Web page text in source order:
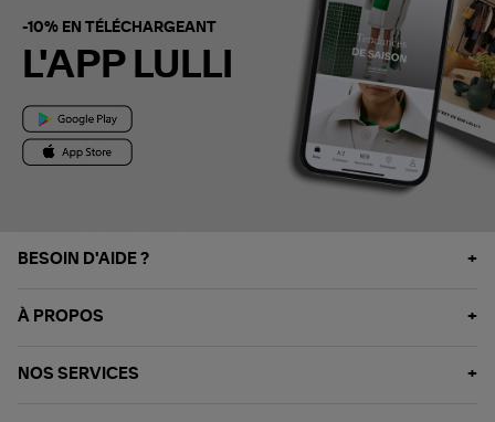
-10% EN TÉLÉCHARGEANT
L'APP LULLI
BESOIN D'AIDE ?
À PROPOS
NOS SERVICES